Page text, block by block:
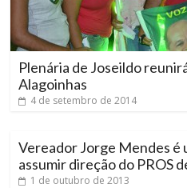
Plenária de Joseildo
Alagoinhas
4 de setembro de 2014
Vereador Jorge Mendes é
assumir direção do PROS
1 de outubro de 2013